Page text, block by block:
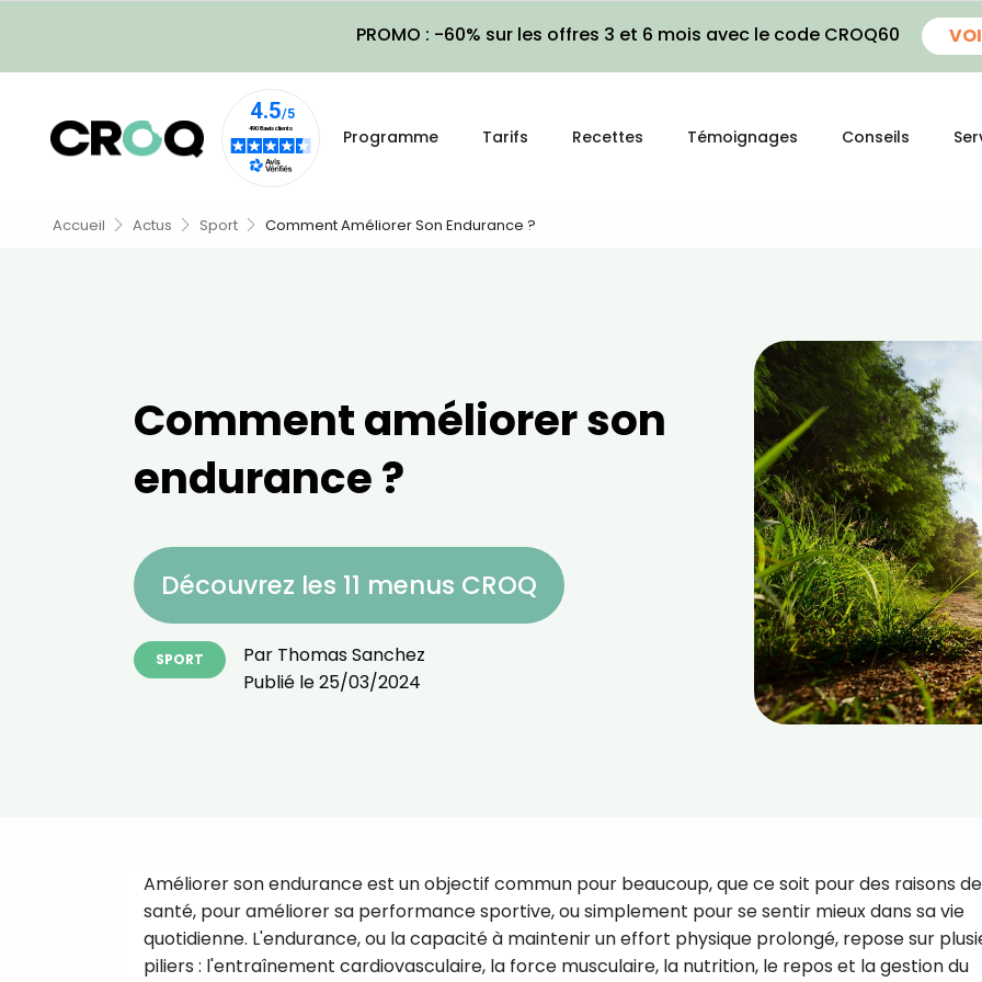
PROMO : -60% sur les offres 3 et 6 mois avec le code CROQ60
Programme Tarifs Recettes Témoignages Conseils
Accueil Actus Sport Comment Améliorer Son Endurance ?
Comment améliorer son
endurance ?
Découvrez les 11 menus CROQ
SPORT Par Thomas Sanchez
Publié le25/03/2024
Améliorer son endurance est un objectif commun pour beaucoup, que ce soit pour des raisons de
santé, pour améliorer sa performance sportive, ou simplement pour se sentir mieux dans sa vie
quotidienne. L'endurance, ou la capacité à maintenir un effort physique prolongé, repose sur
piliers : l'entraînement cardiovasculaire, la force musculaire, la nutrition, le repos et la gestion du